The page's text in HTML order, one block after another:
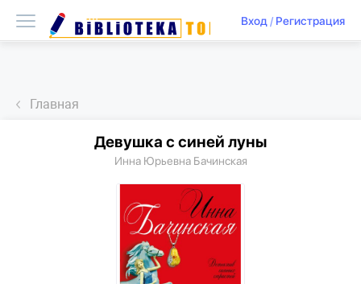
Вход/ Регистрация
Главная
Девушка с синей луны
Инна Юрьевна Бачинская